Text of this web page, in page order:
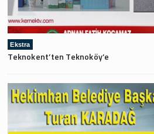
Ekstra
Teknokent’ten Teknoköy’e